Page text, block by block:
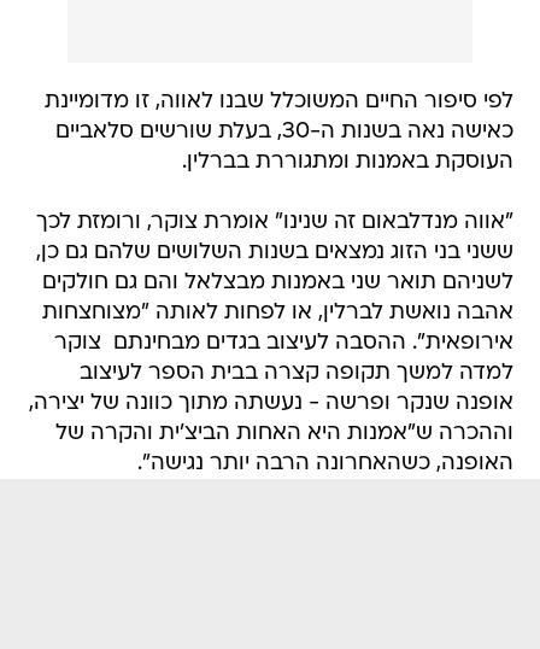
לפי סיפור החיים המשוכלל שבנו לאווה, זו מדומיינת
כאישה נאה בשנות ה-30, בעלת שורשים סלאביים
העוסקת באמנות ומתגוררת בברלין.
"אווה מנדלבאום זה שנינו" אומרת צוקר, ורומזת לכך
ששני בני הזוג נמצאים בשנות השלושים שלהם גם כן,
לשניהם תואר שני באמנות מבצלאל והם גם חולקים
אהבה נואשת לברלין, או לפחות לאותה "מצוחצחות
אירופאית". ההסבה לעיצוב בגדים מבחינתם  צוקר
למדה למשך תקופה קצרה בבית הספר לעיצוב
אופנה שנקר ופרשה - נעשתה מתוך כוונה של יצירה,
וההכרה ש"אמנות היא האחות הביצ'ית והקרה של
האופנה, כשהאחרונה הרבה יותר נגישה".